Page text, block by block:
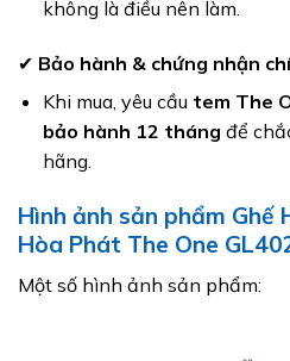
không là điều nên làm.
✔ Bảo hành & chứng nhận
Khi mua, yêu cầu tem The
bảo hành 12 tháng để
hãng.
Hình ảnh sản phẩm Ghế
Hòa Phát The One
Một số hình ảnh sản phẩm: